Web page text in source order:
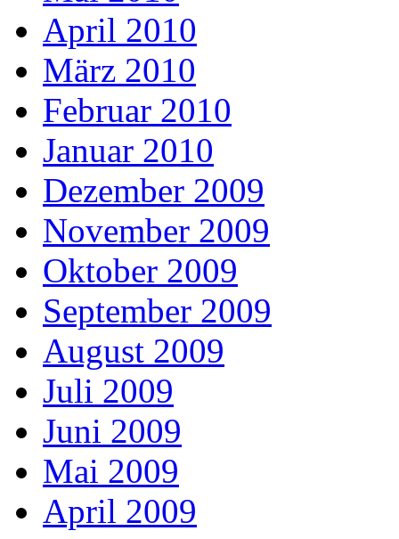
April 2010
März 2010
Februar 2010
Januar 2010
Dezember 2009
November 2009
Oktober 2009
September 2009
August 2009
Juli 2009
Juni 2009
Mai 2009
April 2009